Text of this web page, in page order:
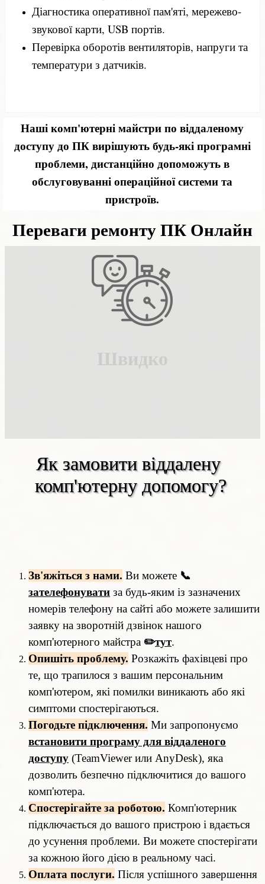
Діагностика оперативної пам'яті, мережево-
звукової карти, USB портів.
Перевірка оборотів вентиляторів, напруги та
температури з датчиків.
налаштування та оптимізація.
Усунення помилок запуску операційної
системи та інших системних збоїв.
Відновлення працездатності після
Налаштування месенджерів, поштових
клієнтів та додатків для роботи.
Встановлення та оновлення драйверів
пристроїв та іншого обладнання
Інтернету.
Налаштування роутерів, Wi-Fi підключення,
мережі.
Вирішення проблем з доступом до сайтів та
Встановлення антивірусів та їх налаштування
для максимального захисту.
Налаштування фаєрволу.
Відновлення даних із зовнішніх носіїв.
програмного забезпечення.
Відповіді на питання щодо експлуатації
персонального комп'ютера.
Онлайн консультація зі збирання ПК та
Наші комп'ютерні майстри по віддаленому
доступу до ПК вирішують будь-які програмні
проблеми, дистанційно допоможуть в
обслуговуванні операційної системи та
пристроїв.
Переваги ремонту ПК Онлайн
Як замовити віддалену
комп'ютерну допомогу?
Зв'яжіться з нами. Ви можете 📞
зателефонувати за будь-яким із зазначених
номерів телефону на сайті або можете залишити
заявку на зворотній дзвінок нашого
комп'ютерного майстра ✏️тут.
Опишіть проблему. Розкажіть фахівцеві про
те, що трапилося з вашим персональним
комп'ютером, які помилки виникають або які
симптоми спостерігаються.
Погодьте підключення. Ми запропонуємо
встановити програму для віддаленого
доступу (TeamViewer или AnyDesk), яка
дозволить безпечно підключитися до вашого
комп'ютера.
Спостерігайте за роботою. Комп'ютерник
підключається до вашого пристрою і вдається
до усунення проблеми. Ви можете спостерігати
за кожною його дією в реальному часі.
Оплата послуги. Після успішного завершення